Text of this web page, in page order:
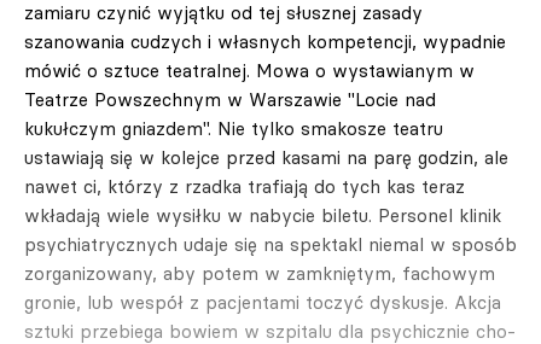
zamiaru czynić wyjątku od tej słusznej zasady
szanowania cu­dzych i własnych kompetencji, wypadnie
mówić o sztuce teatral­nej. Mowa o wystawianym w
Tea­trze Powszechnym w Warszawie "Locie nad
kukułczym gniaz­dem". Nie tylko smakosze te­atru
ustawiają się w kolejce przed kasami na parę godzin, ale
nawet ci, którzy z rzadka trafia­ją do tych kas teraz
wkładają wiele wysiłku w nabycie biletu. Personel klinik
psychiatrycznych udaje się na spektakl niemal w sposób
zorganizowany, aby potem w zamkniętym, fachowym
gronie, lub wespół z pacjentami toczyć dyskusje. Akcja
sztuki przebiega bowiem w szpitalu dla psychicznie cho­